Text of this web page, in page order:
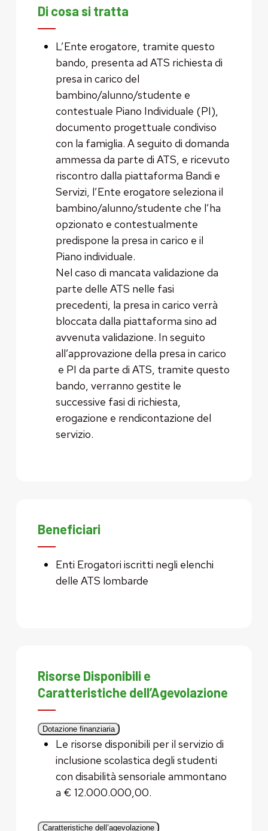
Di cosa si tratta
L’Ente erogatore, tramite questo
bando, presenta ad ATS richiesta di
presa in carico del
bambino/alunno/studente e
contestuale Piano Individuale (PI),
documento progettuale condiviso
con la famiglia. A seguito di domanda
ammessa da parte di ATS, e ricevuto
riscontro dalla piattaforma Bandi e
Servizi, l’Ente erogatore seleziona il
bambino/alunno/studente che l’ha
opzionato e contestualmente
predispone la presa in carico e il
Piano individuale.
Nel caso di mancata validazione da
parte delle ATS nelle fasi
precedenti, la presa in carico verrà
bloccata dalla piattaforma sino ad
avvenuta validazione. In seguito
all’approvazione della presa in carico
e PI da parte di ATS, tramite questo
bando, verranno gestite le
successive fasi di richiesta,
erogazione e rendicontazione del
servizio.
Beneficiari
Enti Erogatori iscritti negli elenchi
delle ATS lombarde
Risorse Disponibili e
Caratteristiche dell’Agevolazione
Dotazione finanziaria
Le risorse disponibili per il servizio di
inclusione scolastica degli studenti
con disabilità sensoriale ammontano
a € 12.000.000,00.
Caratteristiche dell’agevolazione